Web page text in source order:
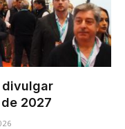
divulgar
2027